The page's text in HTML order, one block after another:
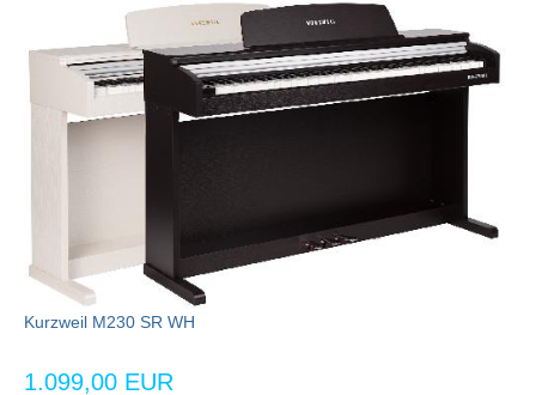
Kurzweil M230 SR WH
1.099,00 EUR